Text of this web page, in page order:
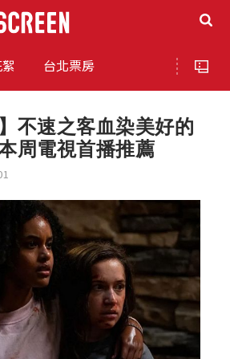
台北票房
不速之客血染美好的
周電視首播推薦